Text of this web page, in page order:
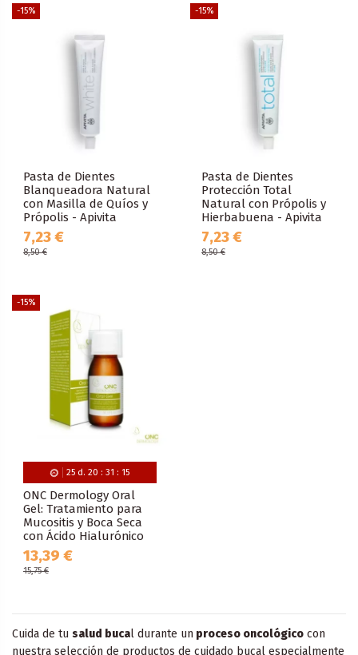
-15%
Pasta de Dientes
Blanqueadora Natural
con Masilla de Quíos y
Própolis - Apivita
7,23 €
8,50 €
-15%
Pasta de Dientes
Protección Total
Natural con Própolis y
Hierbabuena - Apivita
7,23 €
8,50 €
-15%
25 d. 20 :31 :15
ONC Dermology Oral
Gel: Tratamiento para
Mucositis y Boca Seca
con Ácido Hialurónico
13,39 €
15,75 €
Cuida de tu salud bucal durante un proceso oncológico con
nuestra selección de productos de cuidado bucal especialmente